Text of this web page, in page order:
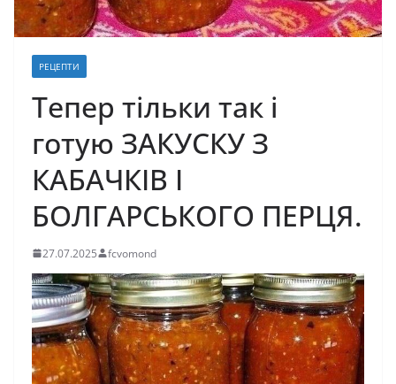
РЕЦЕПТИ
Тепер тільки так і
готую ЗАКУСКУ З
КАБАЧКІВ І
БОЛГАРСЬКОГО ПЕРЦЯ.
27.07.2025 fcvomond